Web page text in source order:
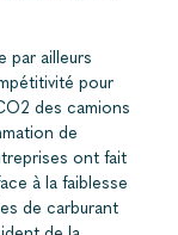
par ailleurs
pour
des camions
de
ont fait
à la faiblesse
de carburant